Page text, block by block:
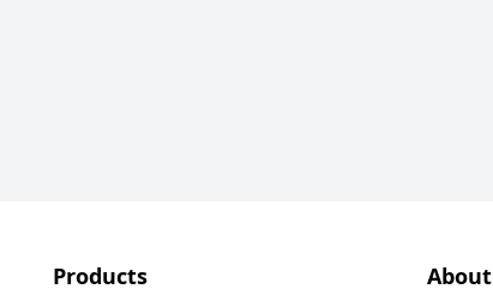
Products About